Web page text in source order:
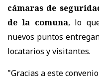
cámaras de
de la comuna, lo
nuevos puntos
locatarios y visitantes.
"Gracias a este